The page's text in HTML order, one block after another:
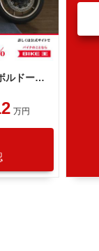
ホンダ ＣＢ１３００Ｓｕｐｅｒ ボルドール 社外２本出しマフラー
万円